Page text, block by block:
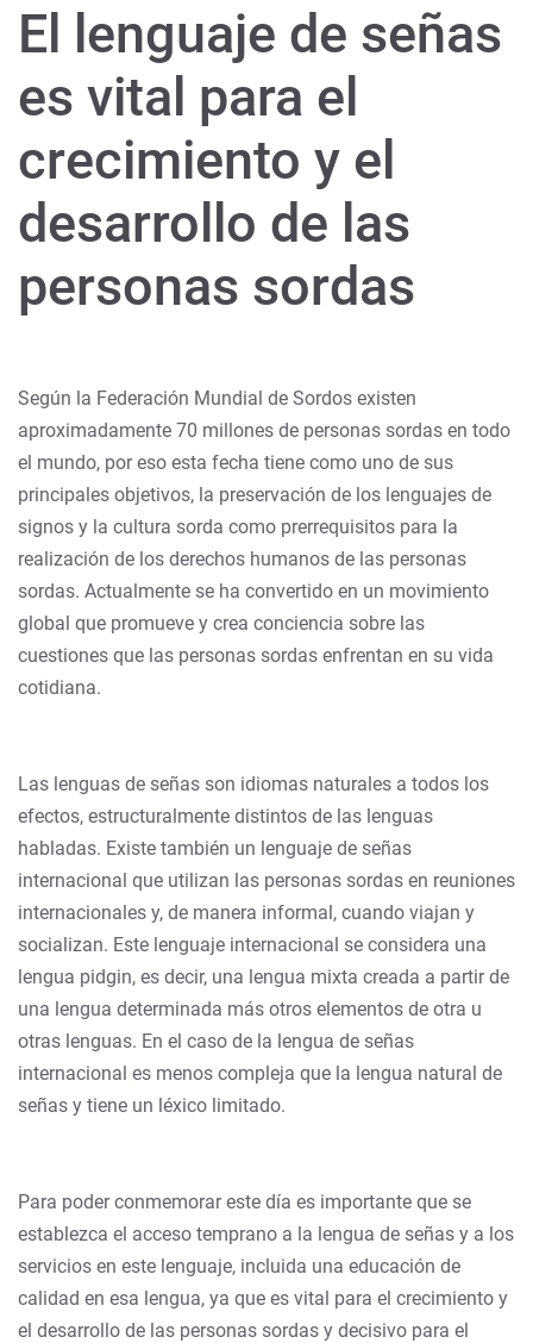
El lenguaje de señas
es vital para el
crecimiento y el
desarrollo de las
personas sordas
Según la Federación Mundial de Sordos existen
aproximadamente 70 millones de personas sordas en todo
el mundo, por eso esta fecha tiene como uno de sus
principales objetivos, la preservación de los lenguajes de
signos y la cultura sorda como prerrequisitos para la
realización de los derechos humanos de las personas
sordas. Actualmente se ha convertido en un movimiento
global que promueve y crea conciencia sobre las
cuestiones que las personas sordas enfrentan en su vida
cotidiana.
Las lenguas de señas son idiomas naturales a todos los
efectos, estructuralmente distintos de las lenguas
habladas. Existe también un lenguaje de señas
internacional que utilizan las personas sordas en reuniones
internacionales y, de manera informal, cuando viajan y
socializan. Este lenguaje internacional se considera una
lengua pidgin, es decir, una lengua mixta creada a partir de
una lengua determinada más otros elementos de otra u
otras lenguas. En el caso de la lengua de señas
internacional es menos compleja que la lengua natural de
señas y tiene un léxico limitado.
Para poder conmemorar este día es importante que se
establezca el acceso temprano a la lengua de señas y a los
servicios en este lenguaje, incluida una educación de
calidad en esa lengua, ya que es vital para el crecimiento y
el desarrollo de las personas sordas y decisivo para el